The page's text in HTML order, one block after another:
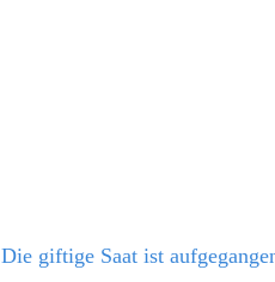
Die giftige Saat ist